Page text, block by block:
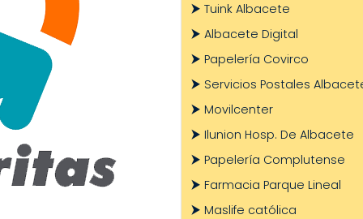
Tuink Albacete
Albacete Digital
Papelería Covirco
Servicios Postales
Movilcenter
Ilunion Hosp. De Albacete
Papelería Complutense
Farmacia Parque Lineal
Maslife católica